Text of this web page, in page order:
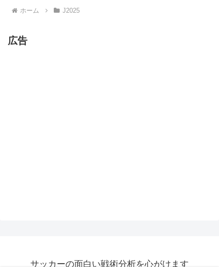
ホーム J2025
広告
サッカーの面白い戦術分析を心がけます